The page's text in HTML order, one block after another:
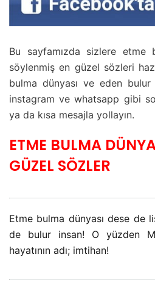
Bu sayfamızda sizlere etme
söylenmiş en güzel sözleri
bulma dünyası ve eden
instagram ve whatsapp gibi
ya da kısa mesajla yollayın.
ETME BULMA
GÜZEL SÖZLER
Etme bulma dünyası dese de
de bulur insan! O yüzden
hayatının adı; imtihan!